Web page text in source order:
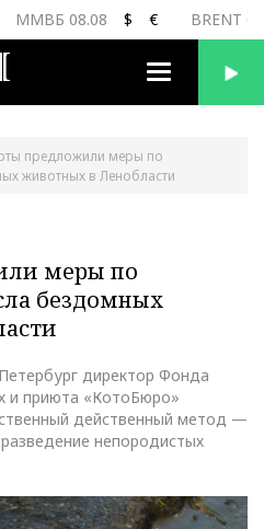
ММВБ 08.08 $ € BRENT
Переключить
предложили меры по
животных в Ленобласти
меры по
бездомных
директор Фонда
и приюта «КотоБюро»
действенный метод —
непородистых